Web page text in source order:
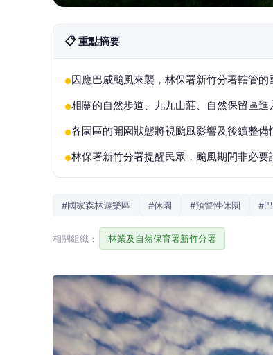
📋 重點摘要
●因應巴威颱風來襲，林保署新竹分署轄管
●相關的自然步道、九九山莊、自然保留區進
●各園區的開園狀態將視颱風影響及後續整備
●林保署新竹分署提醒民眾，颱風期間非必要
#國家森林遊樂區 #休園 #預警性休園 #
相關組織： 林業及自然保育署新竹分署